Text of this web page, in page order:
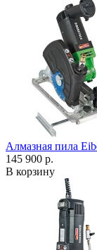
Алмазная пила
145 900 р.
В корзину